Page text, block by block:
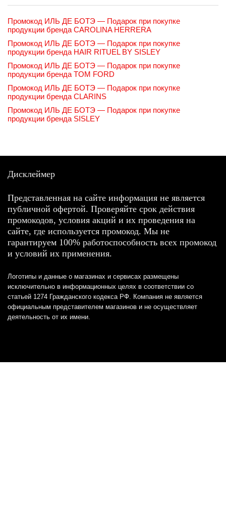
Промокод ИЛЬ ДЕ БОТЭ — Подарок при покупке
продукции бренда CAROLINA HERRERA
Промокод ИЛЬ ДЕ БОТЭ — Подарок при покупке
продукции бренда HAIR RITUEL BY SISLEY
Промокод ИЛЬ ДЕ БОТЭ — Подарок при покупке
продукции бренда TOM FORD
Промокод ИЛЬ ДЕ БОТЭ — Подарок при покупке
продукции бренда CLARINS
Промокод ИЛЬ ДЕ БОТЭ — Подарок при покупке
продукции бренда SISLEY
Дисклеймер
Представленная на сайте информация не является
публичной офертой. Проверяйте срок действия
промокодов, условия акций и их проведения на
сайте, где используется промокод. Мы не
гарантируем 100% работоспособность всех промокод
и условий их применения.
Логотипы и данные о магазинах и сервисах размещены
исключительно в информационных целях в соответствии со
статьей 1274 Гражданского кодекса РФ. Компания не является
официальным представителем магазинов и не осуществляет
деятельность от их имени.